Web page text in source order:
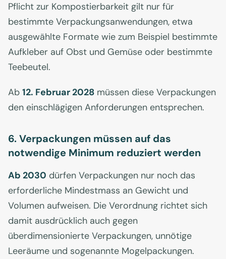
Pflicht zur Kompostierbarkeit gilt nur für
bestimmte Verpackungsanwendungen, etwa
ausgewählte Formate wie zum Beispiel bestimmte
Aufkleber auf Obst und Gemüse oder bestimmte
Teebeutel.
Ab 12. Februar 2028 müssen diese Verpackungen
den einschlägigen Anforderungen entsprechen.
6. Verpackungen müssen auf das
notwendige Minimum reduziert werden
Ab 2030 dürfen Verpackungen nur noch das
erforderliche Mindestmass an Gewicht und
Volumen aufweisen. Die Verordnung richtet sich
damit ausdrücklich auch gegen
überdimensionierte Verpackungen, unnötige
Leeräume und sogenannte Mogelpackungen.